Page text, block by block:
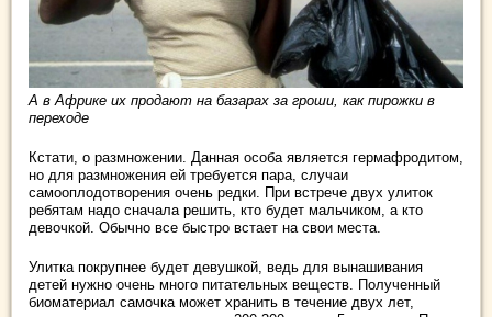
А в Африке их продают на базарах за гроши, как пирожки в
переходе
Кстати, о размножении. Данная особа является гермафродитом,
но для размножения ей требуется пара, случаи
самооплодотворения очень редки. При встрече двух улиток
ребятам надо сначала решить, кто будет мальчиком, а кто
девочкой. Обычно все быстро встает на свои места.
Улитка покрупнее будет девушкой, ведь для вынашивания
детей нужно очень много питательных веществ. Полученный
биоматериал самочка может хранить в течение двух лет,